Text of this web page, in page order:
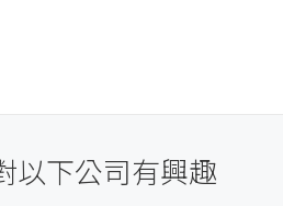
以下公司有興趣